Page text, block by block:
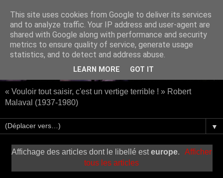
« Vouloir tout saisir, c'est un vertige terrible ! » Robert
Malaval (1937-1980)
▼
Affichage des articles dont le libellé esteurope.
Afficher
tous les articles
This site uses cookies from Google to deliver its services
and to analyze traffic. Your IP address and user-agent are
shared with Google along with performance and security
metrics to ensure quality of service, generate usage
statistics, and to detect and address abuse.
LEARN MORE GOT IT